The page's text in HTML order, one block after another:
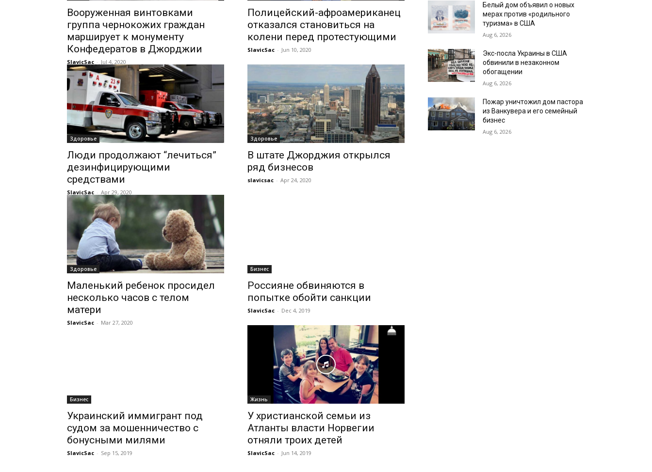
Вооруженная винтовками
группа чернокожих граждан
марширует к монументу
Конфедератов в Джорджии
SlavicSac - Jul 4, 2020
Полицейский-афроамериканец
отказался становиться на
колени перед протестующими
SlavicSac - Jun 10, 2020
Здоровье
Люди продолжают “лечиться”
дезинфицирующими
средствами
SlavicSac - Apr 29, 2020
Здоровье
В штате Джорджия открылся
ряд бизнесов
slavicsac - Apr 24, 2020
Здоровье
Маленький ребенок просидел
несколько часов с телом
матери
SlavicSac - Mar 27, 2020
Бизнес
Россияне обвиняются в
попытке обойти санкции
SlavicSac - Dec 4, 2019
Бизнес
Украинский иммигрант под
судом за мошенничество с
бонусными милями
SlavicSac - Sep 15, 2019
Жизнь
У христианской семьи из
Атланты власти Норвегии
отняли троих детей
SlavicSac - Jun 14, 2019
Белый дом объявил о новых
мерах против «родильного
туризма» в США
Aug 6, 2026
Экс-посла Украины в США
обвинили в незаконном
обогащении
Aug 6, 2026
Пожар уничтожил дом пастора
из Ванкувера и его семейный
бизнес
Aug 6, 2026